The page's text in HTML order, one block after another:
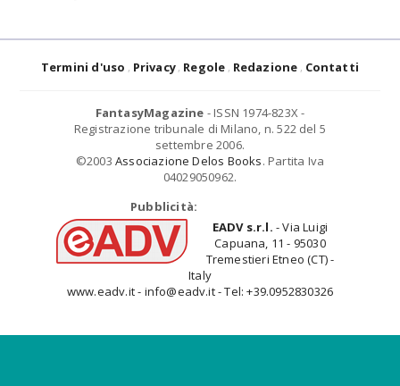
Termini d'uso Privacy Regole Redazione Contatti
FantasyMagazine - ISSN 1974-823X -
Registrazione tribunale di Milano, n. 522 del 5
settembre 2006.
©2003 Associazione Delos Books. Partita Iva
04029050962.
Pubblicità:
EADV s.r.l. - Via Luigi
Capuana, 11 - 95030
Tremestieri Etneo (CT) -
Italy
www.eadv.it - info@eadv.it - Tel: +39.0952830326